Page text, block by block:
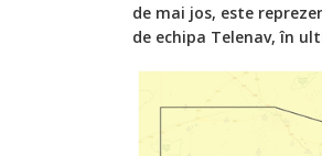
de mai jos, este
de echipa Telenav, în